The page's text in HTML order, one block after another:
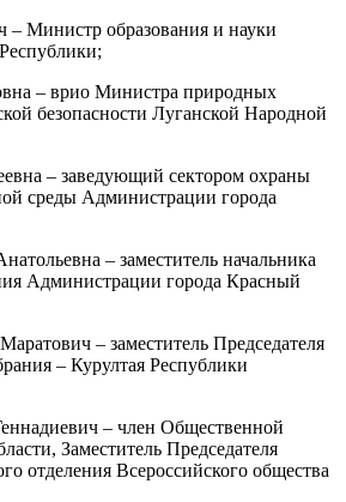
– Министр образования и науки
– врио Министра природных
безопасности Луганской Народной
– заведующий сектором охраны
среды Администрации города
– заместитель начальника
Администрации города Красный
– заместитель Председателя
– Курултая Республики
– член Общественной
Заместитель Председателя
отделения Всероссийского общества